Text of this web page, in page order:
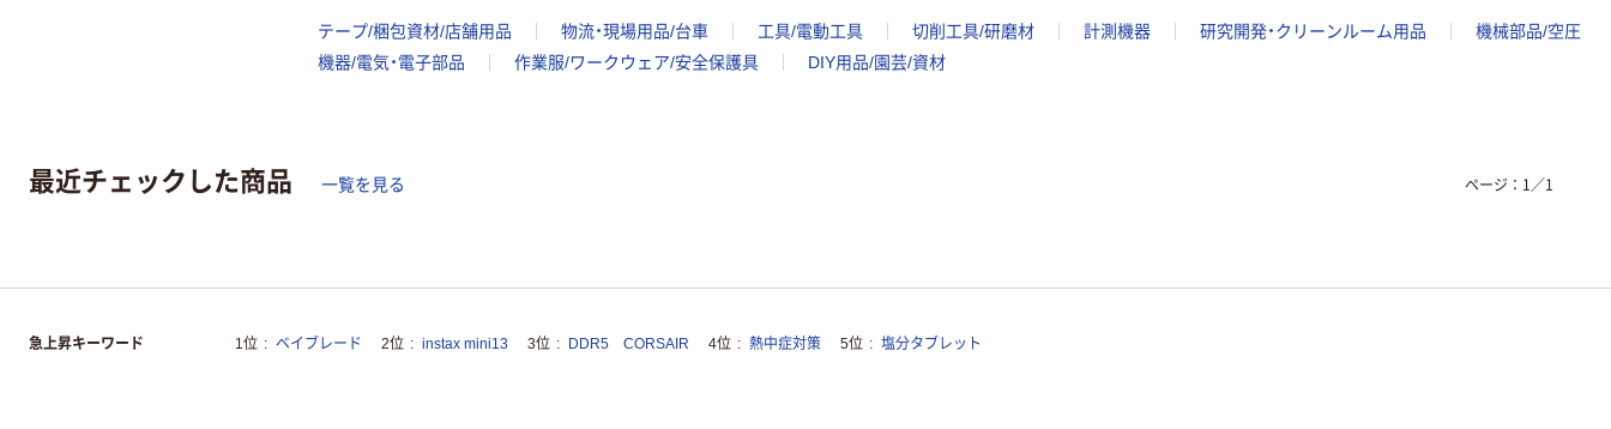
テープ/梱包資材/店舗用品 物流・現場用品/台車 工具/電動工具 切削工具/研磨材 計測機器 研究開発・クリーンルーム用品
機械部品/空圧
機器/電気・電子部品
作業服/ワークウェア/安全保護具 DIY用品/園芸/資材
最近チェックした商品 一覧を見る ページ： 1 ／1
急上昇キーワード 1位 ベイブレード 2位 instax mini13 3位 DDR5 CORSAIR 4位 熱中症対策 5位 塩分タブレット